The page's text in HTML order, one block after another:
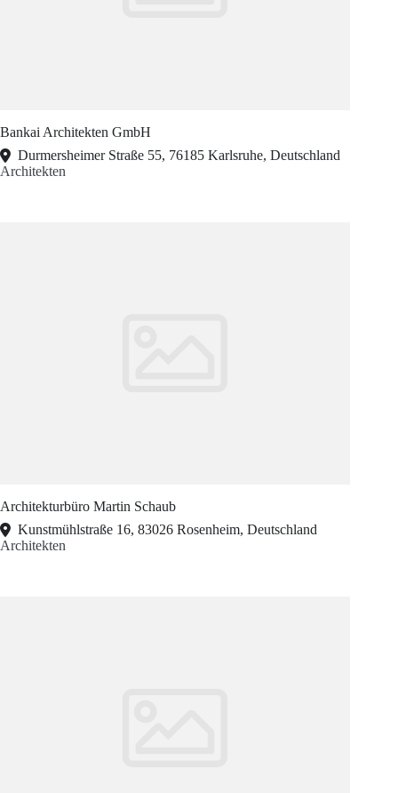
Bankai Architekten GmbH
Durmersheimer Straße 55, 76185 Karlsruhe, Deutschland
Architekten
Architekturbüro Martin Schaub
Kunstmühlstraße 16, 83026 Rosenheim, Deutschland
Architekten